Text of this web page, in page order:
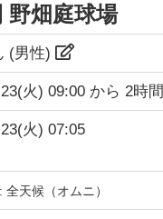
野畑庭球場
(男性)
火) 09:00 から2時間
火) 07:05
:全天候（オムニ）